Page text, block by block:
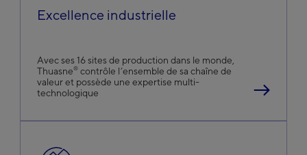
Excellence industrielle
Avec ses 16 sites de production dans le monde,
Thuasne®contrôle l’ensemble de sa chaîne de
valeur et possède une expertise multi-
technologique